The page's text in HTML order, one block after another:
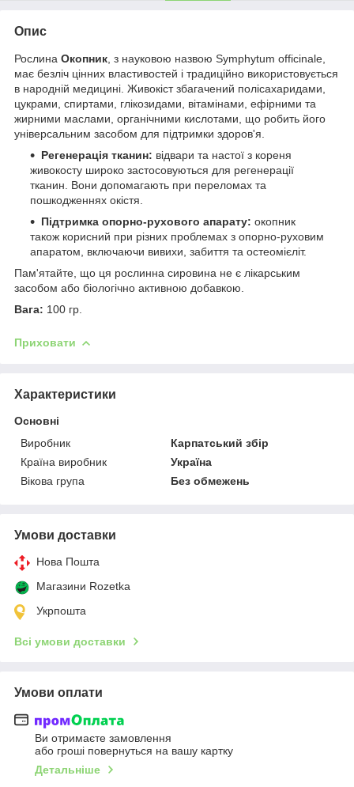
Опис
Рослина Окопник , з науковою назвою Symphytum officinale,
має безліч цінних властивостей і традиційно використовується
в народній медицині. Живокіст збагачений полісахаридами,
цукрами, спиртами, глікозидами, вітамінами, ефірними та
жирними маслами, органічними кислотами, що робить його
універсальним засобом для підтримки здоров'я.
Регенерація тканин: відвари та настої з кореня
живокосту широко застосовуються для регенерації
тканин. Вони допомагають при переломах та
пошкодженнях окістя.
Підтримка опорно-рухового апарату: окопник
також корисний при різних проблемах з опорно-руховим
апаратом, включаючи вивихи, забиття та остеомієліт.
Пам'ятайте, що ця рослинна сировина не є лікарським
засобом або біологічно активною добавкою.
Вага: 100 гр.
Приховати
Характеристики
Основні
Виробник
Карпатський збір
Країна виробник
Україна
Вікова група
Без обмежень
Умови доставки
Нова Пошта
Магазини Rozetka
Укрпошта
Всі умови доставки
Умови оплати
Ви отримаєте замовлення
або гроші повернуться на вашу картку
Детальніше